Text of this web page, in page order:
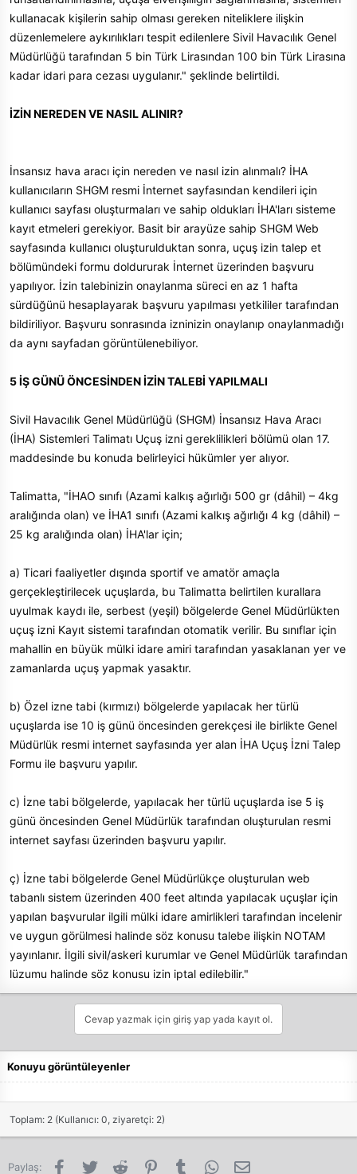
kullanacak kişilerin sahip olması gereken niteliklere ilişkin
düzenlemelere aykırılıkları tespit edilenlere Sivil Havacılık Genel
Müdürlüğü tarafından 5 bin Türk Lirasından 100 bin Türk Lirasına
kadar idari para cezası uygulanır." şeklinde belirtildi.
İZİN NEREDEN VE NASIL ALINIR?
İnsansız hava aracı için nereden ve nasıl izin alınmalı? İHA
kullanıcıların SHGM resmi İnternet sayfasından kendileri için
kullanıcı sayfası oluşturmaları ve sahip oldukları İHA'ları sisteme
kayıt etmeleri gerekiyor. Basit bir arayüze sahip SHGM Web
sayfasında kullanıcı oluşturulduktan sonra, uçuş izin talep et
bölümündeki formu doldururak İnternet üzerinden başvuru
yapılıyor. İzin talebinizin onaylanma süreci en az 1 hafta
sürdüğünü hesaplayarak başvuru yapılması yetkililer tarafından
bildiriliyor. Başvuru sonrasında izninizin onaylanıp onaylanmadığı
da aynı sayfadan görüntülenebiliyor.
5 İŞ GÜNÜ ÖNCESİNDEN İZİN TALEBİ YAPILMALI
Sivil Havacılık Genel Müdürlüğü (SHGM) İnsansız Hava Aracı
(İHA) Sistemleri Talimatı Uçuş izni gereklilikleri bölümü olan 17.
maddesinde bu konuda belirleyici hükümler yer alıyor.
Talimatta, "İHAO sınıfı (Azami kalkış ağırlığı 500 gr (dâhil) – 4kg
aralığında olan) ve İHA1 sınıfı (Azami kalkış ağırlığı 4 kg (dâhil) –
25 kg aralığında olan) İHA'lar için;
a) Ticari faaliyetler dışında sportif ve amatör amaçla
gerçekleştirilecek uçuşlarda, bu Talimatta belirtilen kurallara
uyulmak kaydı ile, serbest (yeşil) bölgelerde Genel Müdürlükten
uçuş izni Kayıt sistemi tarafından otomatik verilir. Bu sınıflar için
mahallin en büyük mülki idare amiri tarafından yasaklanan yer ve
zamanlarda uçuş yapmak yasaktır.
b) Özel izne tabi (kırmızı) bölgelerde yapılacak her türlü
uçuşlarda ise 10 iş günü öncesinden gerekçesi ile birlikte Genel
Müdürlük resmi internet sayfasında yer alan İHA Uçuş İzni Talep
Formu ile başvuru yapılır.
c) İzne tabi bölgelerde, yapılacak her türlü uçuşlarda ise 5 iş
günü öncesinden Genel Müdürlük tarafından oluşturulan resmi
internet sayfası üzerinden başvuru yapılır.
ç) İzne tabi bölgelerde Genel Müdürlükçe oluşturulan web
tabanlı sistem üzerinden 400 feet altında yapılacak uçuşlar için
yapılan başvurular ilgili mülki idare amirlikleri tarafından incelenir
ve uygun görülmesi halinde söz konusu talebe ilişkin NOTAM
yayınlanır. İlgili sivil/askeri kurumlar ve Genel Müdürlük tarafından
lüzumu halinde söz konusu izin iptal edilebilir."
Cevap yazmak için giriş yap yada kayıt ol.
Konuyu görüntüleyenler
Toplam: 2 (Kullanıcı: 0, ziyaretçi: 2)
Paylaş: FacebookTwitter Reddit PinterestTumblr WhatsApp